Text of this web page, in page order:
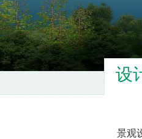
设
景观